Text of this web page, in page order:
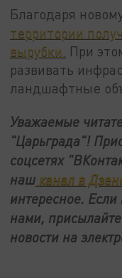
Благодаря
территории
вырубки.
При
развивать
ландшафтные
Уважаемые
"Царьграда"!
соцсетях
наш канал в
интересное. Если
нами,
новости на